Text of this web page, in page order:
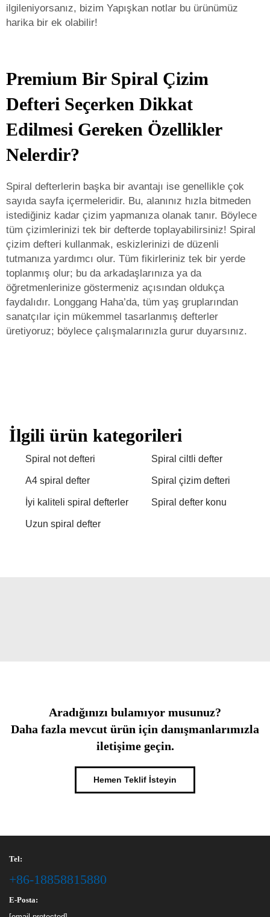
ilgileniyorsanız, bizim Yapışkan notlar bu ürünümüz
harika bir ek olabilir!
Premium Bir Spiral Çizim
Defteri Seçerken Dikkat
Edilmesi Gereken Özellikler
Nelerdir?
Spiral defterlerin başka bir avantajı ise genellikle çok
sayıda sayfa içermeleridir. Bu, alanınız hızla bitmeden
istediğiniz kadar çizim yapmanıza olanak tanır. Böylece
tüm çizimlerinizi tek bir defterde toplayabilirsiniz! Spiral
çizim defteri kullanmak, eskizlerinizi de düzenli
tutmanıza yardımcı olur. Tüm fikirleriniz tek bir yerde
toplanmış olur; bu da arkadaşlarınıza ya da
öğretmenlerinize göstermeniz açısından oldukça
faydalıdır. Longgang Haha’da, tüm yaş gruplarından
sanatçılar için mükemmel tasarlanmış defterler
üretiyoruz; böylece çalışmalarınızla gurur duyarsınız.
İlgili ürün kategorileri
Spiral not defteri Spiral ciltli defter
A4 spiral defter Spiral çizim defteri
İyi kaliteli spiral defterler Spiral defter konu
Uzun spiral defter
Aradığınızı bulamıyor musunuz?
Daha fazla mevcut ürün için danışmanlarımızla
iletişime geçin.
Hemen Teklif İsteyin
Tel:
+86-18858815880
E-Posta: